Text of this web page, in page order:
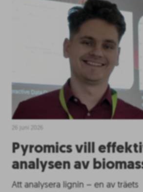
Pyromics vill
analysen av
Att analysera lignin – en av träets